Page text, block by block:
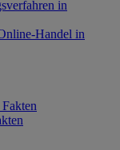
in
Handel in